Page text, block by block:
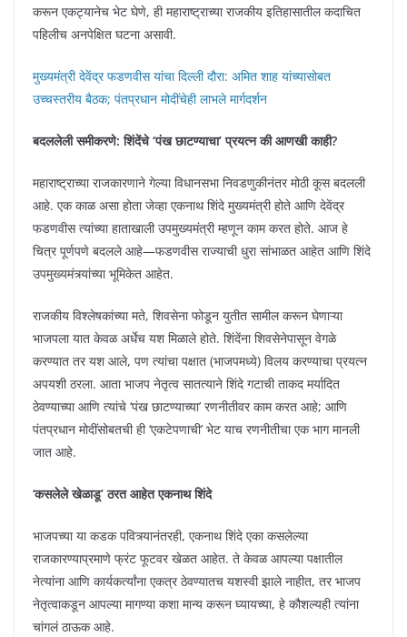
करून एकट्यानेच भेट घेणे, ही महाराष्ट्राच्या राजकीय इतिहासातील कदाचित
पहिलीच अनपेक्षित घटना असावी.
मुख्यमंत्री देवेंद्र फडणवीस यांचा दिल्ली दौरा: अमित शाह यांच्यासोबत
उच्चस्तरीय बैठक; पंतप्रधान मोदींचेही लाभले मार्गदर्शन
बदललेली समीकरणे: शिंदेंचे ‘पंख छाटण्याचा’ प्रयत्न की आणखी काही?
महाराष्ट्राच्या राजकारणाने गेल्या विधानसभा निवडणुकीनंतर मोठी कूस बदलली
आहे. एक काळ असा होता जेव्हा एकनाथ शिंदे मुख्यमंत्री होते आणि देवेंद्र
फडणवीस त्यांच्या हाताखाली उपमुख्यमंत्री म्हणून काम करत होते. आज हे
चित्र पूर्णपणे बदलले आहे—फडणवीस राज्याची धुरा सांभाळत आहेत आणि शिंदे
उपमुख्यमंत्र्यांच्या भूमिकेत आहेत.
राजकीय विश्लेषकांच्या मते, शिवसेना फोडून युतीत सामील करून घेणाऱ्या
भाजपला यात केवळ अर्धेच यश मिळाले होते. शिंदेंना शिवसेनेपासून वेगळे
करण्यात तर यश आले, पण त्यांचा पक्षात (भाजपमध्ये) विलय करण्याचा प्रयत्न
अपयशी ठरला. आता भाजप नेतृत्व सातत्याने शिंदे गटाची ताकद मर्यादित
ठेवण्याच्या आणि त्यांचे ‘पंख छाटण्याच्या’ रणनीतीवर काम करत आहे; आणि
पंतप्रधान मोदींसोबतची ही ‘एकटेपणाची’ भेट याच रणनीतीचा एक भाग मानली
जात आहे.
‘कसलेले खेळाडू’ ठरत आहेत एकनाथ शिंदे
भाजपच्या या कडक पवित्र्यानंतरही, एकनाथ शिंदे एका कसलेल्या
राजकारण्याप्रमाणे फ्रंट फूटवर खेळत आहेत. ते केवळ आपल्या पक्षातील
नेत्यांना आणि कार्यकर्त्यांना एकत्र ठेवण्यातच यशस्वी झाले नाहीत, तर भाजप
नेतृत्वाकडून आपल्या मागण्या कशा मान्य करून घ्यायच्या, हे कौशल्यही त्यांना
चांगलं ठाऊक आहे.